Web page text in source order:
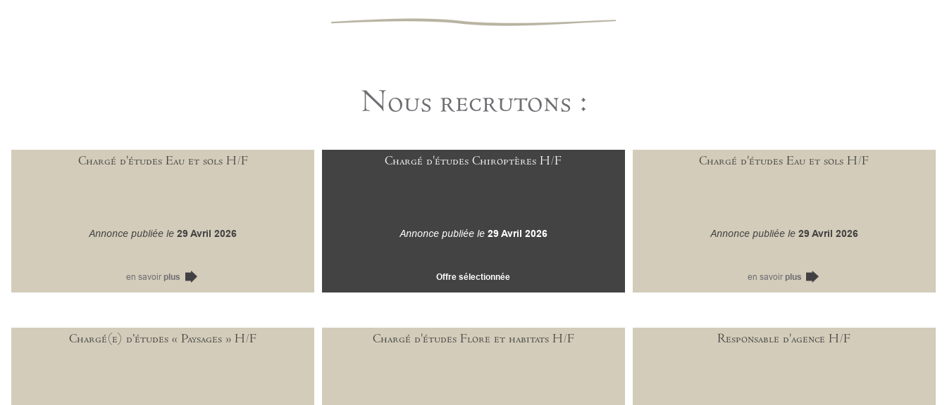
Nous recrutons :
Chargé d'études Eau et sols H/F
Annonce publiée le29 Avril 2026
en savoir plus
Chargé d'études Chiroptères H/F
Annonce publiée le 29 Avril 2026
Offre sélectionnée
Chargé d'études Eau et sols H/F
Annonce publiée le 29 Avril 2026
en savoir plus
Chargé(e) d’études « Paysages » H/F Chargé d'études Flore et habitats H/F Responsable d'agence H/F